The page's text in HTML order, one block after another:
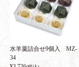
水羊羹詰合せ9個入 MZ-
34